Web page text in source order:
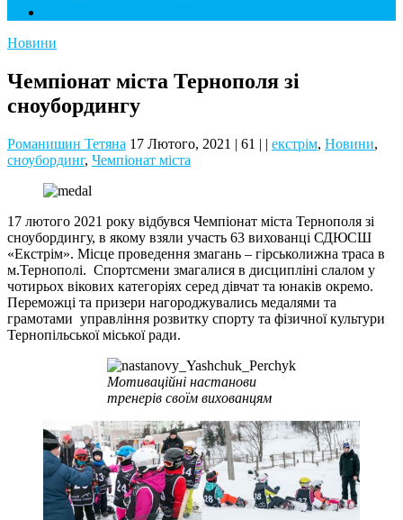
Новини
Чемпіонат міста Тернополя зі
сноубордингу
Романишин Тетяна 17 Лютого, 2021 | 61 | | екстрім, Новини,
сноубординг, Чемпіонат міста
17 лютого 2021 року відбувся Чемпіонат міста Тернополя зі
сноубордингу, в якому взяли участь 63 вихованці СДЮСШ
«Екстрім». Місце проведення змагань – гірськолижна траса в
м.Тернополі. Спортсмени змагалися в дисципліні слалом у
чотирьох вікових категоріях серед дівчат та юнаків окремо.
Переможці та призери нагороджувались медалями та
грамотами управління розвитку спорту та фізичної культури
Тернопільської міської ради.
Мотиваційні настанови
тренерів своїм вихованцям